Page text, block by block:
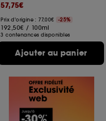
57,75€
Prix d'origine : 77,00€ -25%
192,50€ / 100ml
3 contenances disponibles
Ajouter au panier